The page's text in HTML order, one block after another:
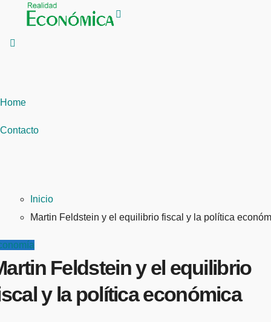
contenido
Home
Contacto
Inicio
Martin Feldstein y el equilibrio fiscal y la política
Feldstein y el equilibrio
y la política económica